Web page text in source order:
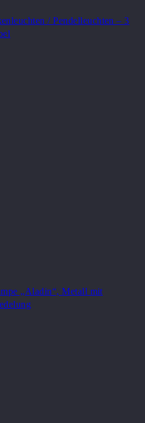
/ Pendelleuchten – 3
„Aladin“, Metall mit